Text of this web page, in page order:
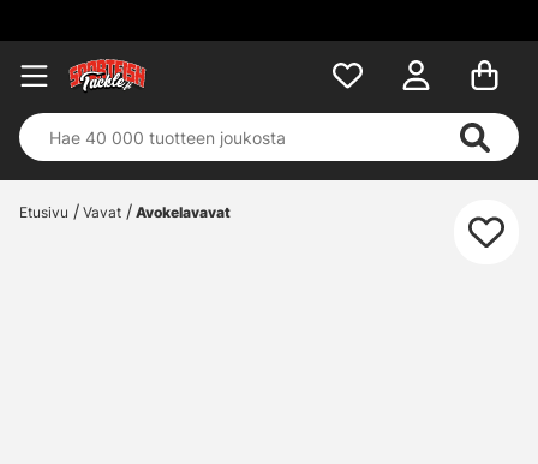
Etusivu Vavat Avokelavavat